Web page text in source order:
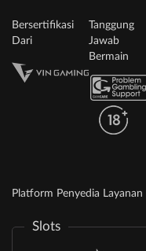
Bersertifikasi
Dari
Tanggung
Jawab
Bermain
Platform Penyedia Layanan
Slots